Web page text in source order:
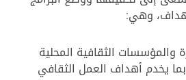
وهي:
والمؤسسات الثقافية المحلية
بما يخدم أهداف العمل الثقافي